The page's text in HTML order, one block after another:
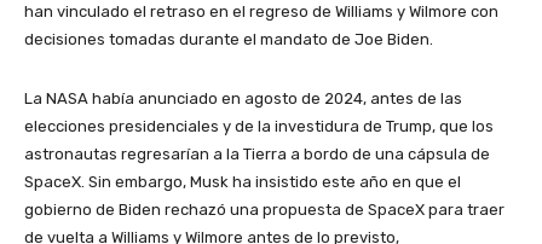
han vinculado el retraso en el regreso de Williams y Wilmore con
decisiones tomadas durante el mandato de Joe Biden.
La NASA había anunciado en agosto de 2024, antes de las
elecciones presidenciales y de la investidura de Trump, que los
astronautas regresarían a la Tierra a bordo de una cápsula de
SpaceX. Sin embargo, Musk ha insistido este año en que el
gobierno de Biden rechazó una propuesta de SpaceX para traer
de vuelta a Williams y Wilmore antes de lo previsto,